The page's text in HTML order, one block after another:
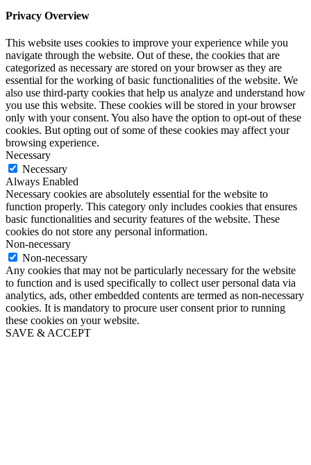
Privacy Overview
This website uses cookies to improve your experience while you
navigate through the website. Out of these, the cookies that are
categorized as necessary are stored on your browser as they are
essential for the working of basic functionalities of the website. We
also use third-party cookies that help us analyze and understand how
you use this website. These cookies will be stored in your browser
only with your consent. You also have the option to opt-out of these
cookies. But opting out of some of these cookies may affect your
browsing experience.
Necessary
Necessary
Always Enabled
Necessary cookies are absolutely essential for the website to
function properly. This category only includes cookies that ensures
basic functionalities and security features of the website. These
cookies do not store any personal information.
Non-necessary
Non-necessary
Any cookies that may not be particularly necessary for the website
to function and is used specifically to collect user personal data via
analytics, ads, other embedded contents are termed as non-necessary
cookies. It is mandatory to procure user consent prior to running
these cookies on your website.
SAVE & ACCEPT